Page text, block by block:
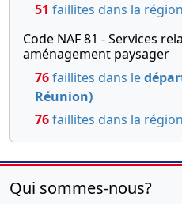
51 faillites dans la région
Code NAF 81 - Services
aménagement paysager
76faillites dans le
Réunion)
76faillites dans la région
Qui sommes-nous?